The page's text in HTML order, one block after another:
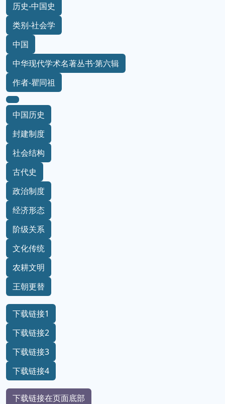
历史-中国史
类别-社会学
中国
中华现代学术名著丛书·第六辑
作者-瞿同祖
中国历史
封建制度
社会结构
古代史
政治制度
经济形态
阶级关系
文化传统
农耕文明
王朝更替
下载链接1
下载链接2
下载链接3
下载链接4
下载链接在页面底部